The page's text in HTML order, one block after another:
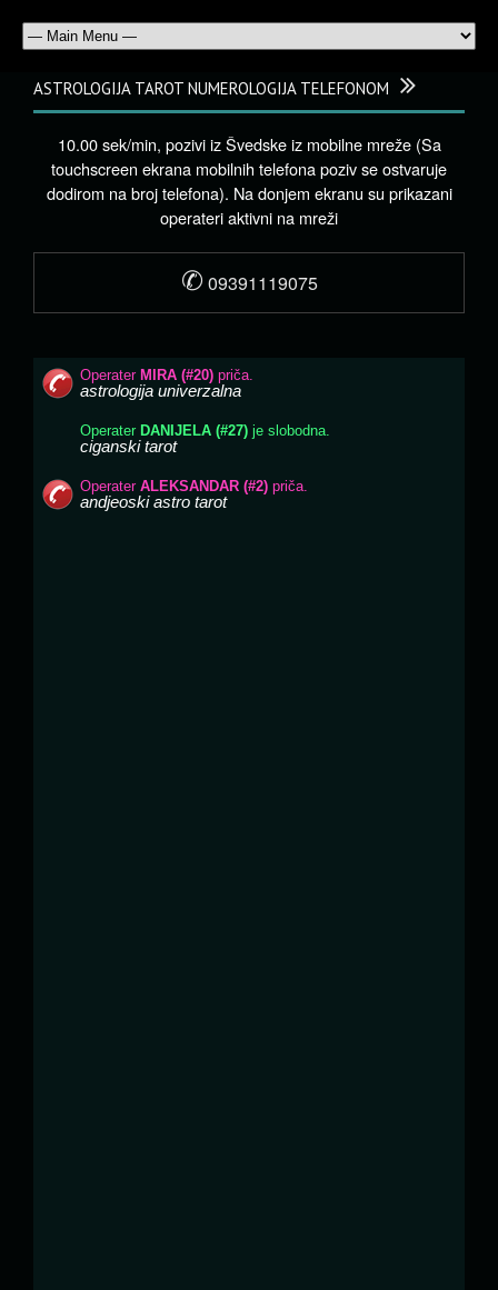
ASTROLOGIJA TAROT NUMEROLOGIJA TELEFONOM
10.00 sek/min, pozivi iz Švedske iz mobilne mreže (Sa
touchscreen ekrana mobilnih telefona poziv se ostvaruje
dodirom na broj telefona). Na donjem ekranu su prikazani
operateri aktivni na mreži
✆ 09391119075